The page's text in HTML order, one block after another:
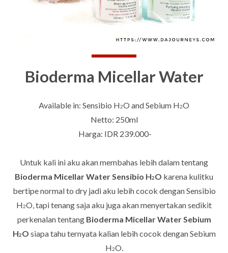
Bioderma Micellar Water
Available in: Sensibio H2O and Sebium H2O
Netto: 250ml
Harga: IDR 239.000-
Untuk kali ini aku akan membahas lebih dalam tentang
Bioderma Micellar Water Sensibio H2O karena kulitku
bertipe normal to dry jadi aku lebih cocok dengan Sensibio
H2O, tapi tenang saja aku juga akan menyertakan sedikit
perkenalan tentang Bioderma Micellar Water Sebium
H2O siapa tahu ternyata kalian lebih cocok dengan Sebium
H2O.